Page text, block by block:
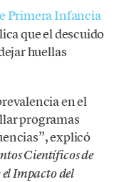
Primera Infancia
que el descuido
huellas
en el
programas
explicó
Científicos de
Impacto del